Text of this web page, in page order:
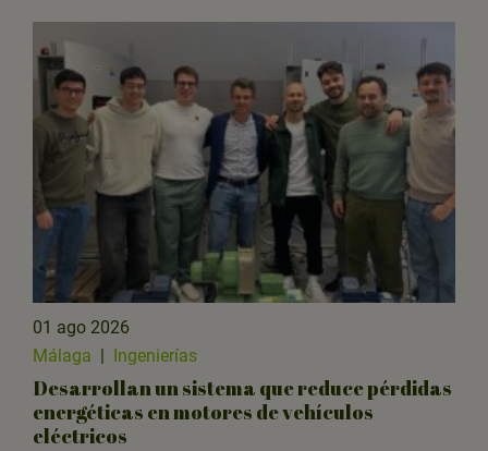
01 ago 2026
Málaga
Ingenierías
Desarrollan un sistema que reduce pérdidas
energéticas en motores de vehículos
eléctricos